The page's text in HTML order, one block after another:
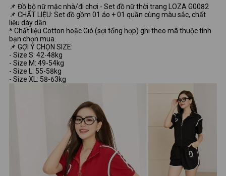
📌 Đồ bộ nữ mặc nhà/đi chơi - Set đồ nữ thời trang LOZA G0082
📌 CHẤT LIỆU: Set đồ gồm 01 áo + 01 quần cùng màu sắc, chất
liệu dày dặn
* Chất liệu Cotton hoặc Gió (sợi tổng hợp) ghi theo mã thuộc tính
bạn chọn mua.
📌 GỢI Ý CHỌN SIZE:
- Size S: 42-48kg
- Size M: 49-54kg
- Size L: 55-58kg
- Size XL: 58-63kg